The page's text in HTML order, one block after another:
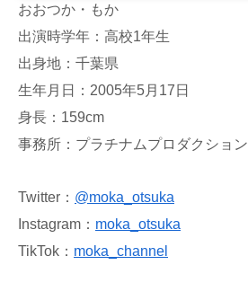
おおつか・もか
出演時学年：高校1年生
出身地：千葉県
生年月日：2005年5月17日
身長：159cm
事務所：プラチナムプロダクション
Twitter： @moka_otsuka
Instagram： moka_otsuka
TikTok： moka_channel